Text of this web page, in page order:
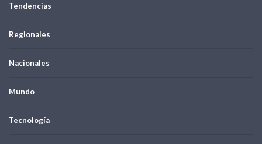
Tendencias
Regionales
Nacionales
Mundo
Tecnología